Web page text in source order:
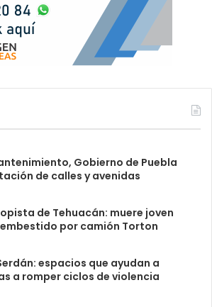
Gobierno de Puebla
de calles y avenidas
de Tehuacán: muere joven
por camión Torton
espacios que ayudan a
a romper ciclos de violencia